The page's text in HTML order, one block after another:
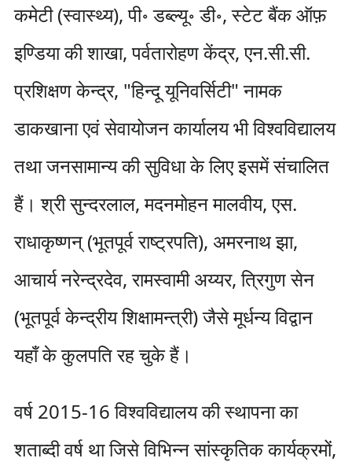
कमेटी (स्वास्थ्य), पी॰ डब्ल्यू॰ डी॰, स्टेट बैंक ऑफ़
इण्डिया की शाखा, पर्वतारोहण केंद्र, एन.सी.सी.
प्रशिक्षण केन्द्र, "हिन्दू यूनिवर्सिटी" नामक
डाकखाना एवं सेवायोजन कार्यालय भी विश्वविद्यालय
तथा जनसामान्य की सुविधा के लिए इसमें संचालित
हैं। श्री सुन्दरलाल, मदनमोहन मालवीय, एस.
राधाकृष्णन् (भूतपूर्व राष्ट्रपति), अमरनाथ झा,
आचार्य नरेन्द्रदेव, रामस्वामी अय्यर, त्रिगुण सेन
(भूतपूर्व केन्द्रीय शिक्षामन्त्री) जैसे मूर्धन्य विद्वान
यहाँ के कुलपति रह चुके हैं।
वर्ष 2015-16 विश्वविद्यालय की स्थापना का
शताब्दी वर्ष था जिसे विभिन्न सांस्कृतिक कार्यक्रमों,